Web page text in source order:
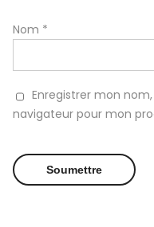
Nom *
Enregistrer mon
navigateur pour mon